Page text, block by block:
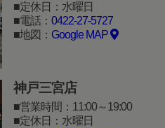
定休日：水曜日
電話： 0422-27-5727
地図： Google MAP
神戸三宮店
営業時間：11:00～19:00
定休日：水曜日